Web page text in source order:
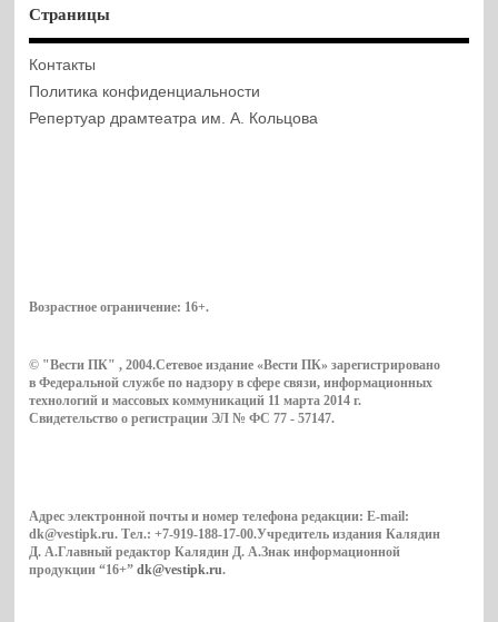
Страницы
Контакты
Политика конфиденциальности
Репертуар драмтеатра им. А. Кольцова
Возрастное ограничение: 16+.
© "Вести ПК" , 2004.Сетевое издание «Вести ПК» зарегистрировано
в Федеральной службе по надзору в сфере связи, информационных
технологий и массовых коммуникаций 11 марта 2014 г.
Свидетельство о регистрации ЭЛ № ФС 77 - 57147.
Адрес электронной почты и номер телефона редакции: E-mail:
dk@vestipk.ru. Тел.: +7-919-188-17-00.Учредитель издания Калядин
Д. А.Главный редактор Калядин Д. А.Знак информационной
продукции “16+”dk@vestipk.ru.